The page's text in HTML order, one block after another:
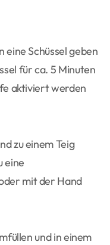
eine Schüssel geben
für ca. 5 Minuten
aktiviert werden
zu einem Teig
eine
mit der Hand
und in einem